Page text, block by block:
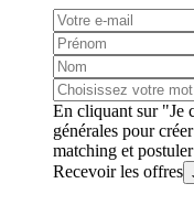
En cliquant sur "Je
générales pour
matching et
Recevoir les offres